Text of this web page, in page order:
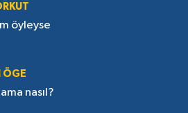
öyleyse
ÖGE
nasıl?